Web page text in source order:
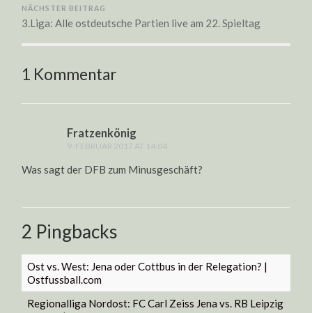
NÄCHSTER BEITRAG
3.Liga: Alle ostdeutsche Partien live am 22. Spieltag
1 Kommentar
Fratzenkönig
9. FEBRUAR 2017 AT 14:04
Was sagt der DFB zum Minusgeschäft?
2 Pingbacks
Ost vs. West: Jena oder Cottbus in der Relegation? |
Ostfussball.com
Regionalliga Nordost: FC Carl Zeiss Jena vs. RB Leipzig